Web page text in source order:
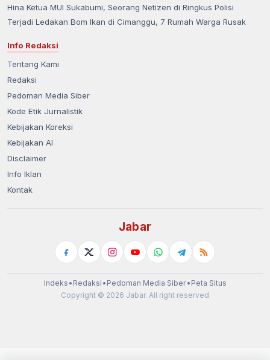
Hina Ketua MUI Sukabumi, Seorang Netizen di Ringkus Polisi
Terjadi Ledakan Bom Ikan di Cimanggu, 7 Rumah Warga Rusak
Info Redaksi
Tentang Kami
Redaksi
Pedoman Media Siber
Kode Etik Jurnalistik
Kebijakan Koreksi
Kebijakan AI
Disclaimer
Info Iklan
Kontak
Jabar
Indeks • Redaksi • Pedoman Media Siber• Peta Situs
Copyright © 2026 Jabar. All right reserved